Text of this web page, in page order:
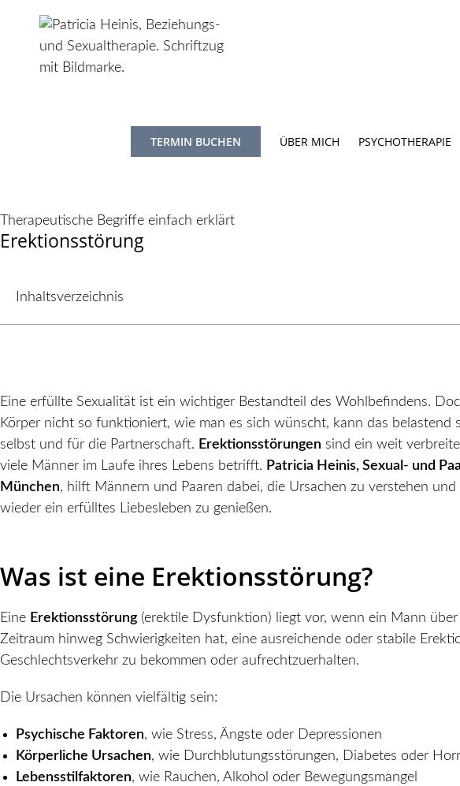
TERMIN BUCHEN ÜBER MICH PSYCHOTHERAPIE
Therapeutische Begriffe einfach erklärt
Erektionsstörung
Inhaltsverzeichnis
Eine erfüllte Sexualität ist ein wichtiger Bestandteil des Wohlbefindens.
Körper nicht so funktioniert, wie man es sich wünscht, kann das belastend
selbst und für die Partnerschaft. Erektionsstörungen sind ein weit
viele Männer im Laufe ihres Lebens betrifft. Patricia Heinis, Sexual- und
München, hilft Männern und Paaren dabei, die Ursachen zu verstehen und
wieder ein erfülltes Liebesleben zu genießen.
Was ist eine Erektionsstörung?
Eine Erektionsstörung (erektile Dysfunktion) liegt vor, wenn ein Mann über
Zeitraum hinweg Schwierigkeiten hat, eine ausreichende oder stabile
Geschlechtsverkehr zu bekommen oder aufrechtzuerhalten.
Die Ursachen können vielfältig sein:
Psychische Faktoren, wie Stress, Ängste oder Depressionen
Körperliche Ursachen, wie Durchblutungsstörungen, Diabetes oder
Lebensstilfaktoren, wie Rauchen, Alkohol oder Bewegungsmangel